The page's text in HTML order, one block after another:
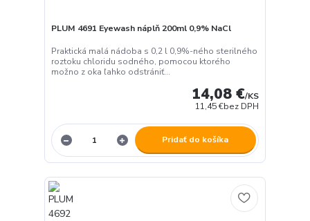
PLUM 4691 Eyewash náplň 200ml 0,9% NaCl
Praktická malá nádoba s 0,2 l 0,9%-ného sterilného
roztoku chloridu sodného, pomocou ktorého
možno z oka ľahko odstrániť...
14,08 €/KS
11,45 €bez DPH
Pridať do košíka